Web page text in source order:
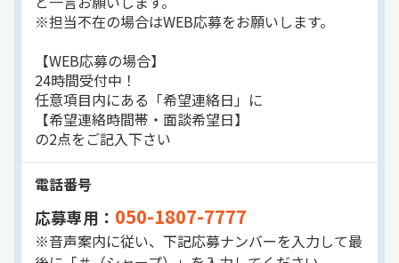
※担当不在の場合はWEB応募をお願いします。
【WEB応募の場合】
24時間受付中！
任意項目内にある「希望連絡日」に
【希望連絡時間帯・面談希望日】
の2点をご記入下さい
電話番号
応募専用： 050-1807-7777
※音声案内に従い、下記応募ナンバーを入力して最